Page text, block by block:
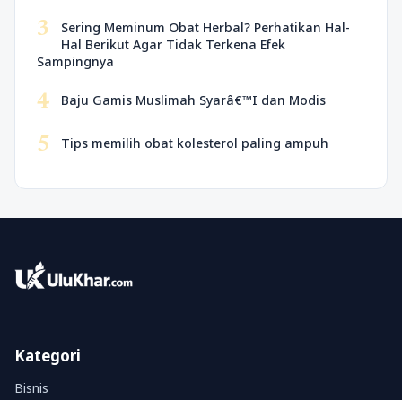
3
Sering Meminum Obat Herbal? Perhatikan Hal-
Hal Berikut Agar Tidak Terkena Efek
Sampingnya
4 Baju Gamis Muslimah Syarâ€™I dan Modis
5 Tips memilih obat kolesterol paling ampuh
Kategori
Bisnis